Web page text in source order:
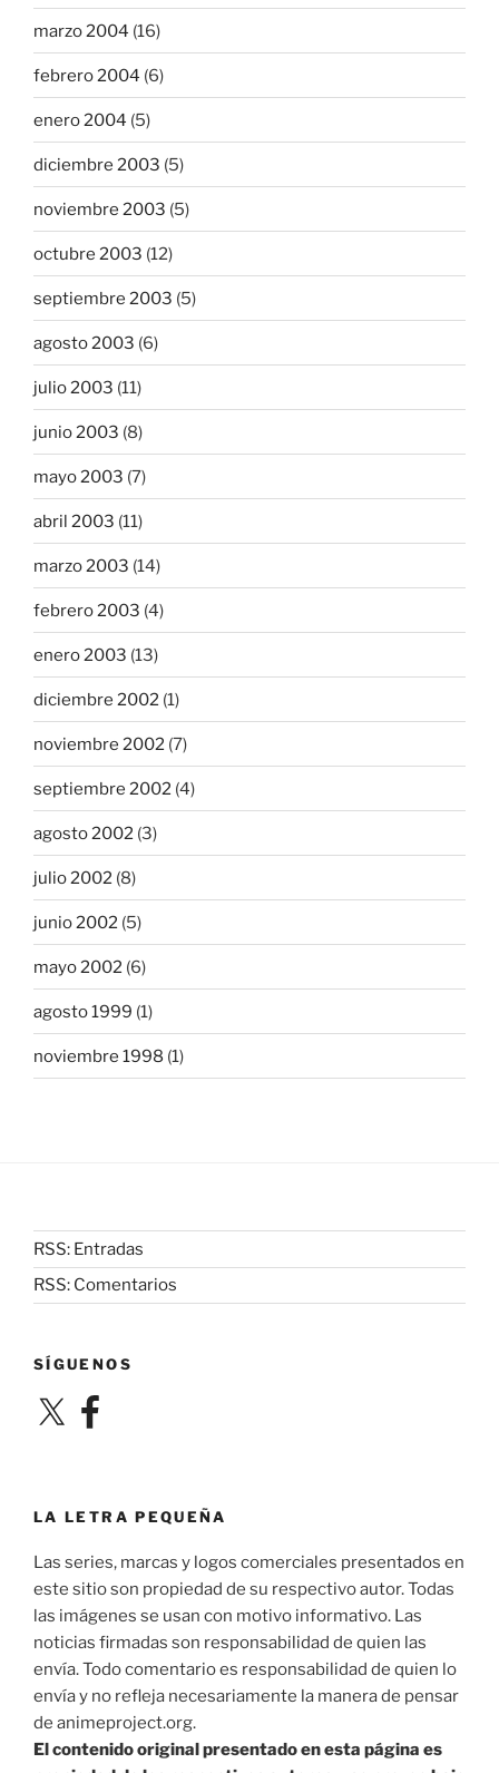
marzo 2004 (16)
febrero 2004 (6)
enero 2004 (5)
diciembre 2003 (5)
noviembre 2003 (5)
octubre 2003 (12)
septiembre 2003 (5)
agosto 2003 (6)
julio 2003 (11)
junio 2003 (8)
mayo 2003 (7)
abril 2003 (11)
marzo 2003 (14)
febrero 2003 (4)
enero 2003 (13)
diciembre 2002 (1)
noviembre 2002 (7)
septiembre 2002 (4)
agosto 2002 (3)
julio 2002 (8)
junio 2002 (5)
mayo 2002 (6)
agosto 1999 (1)
noviembre 1998 (1)
RSS: Entradas
RSS: Comentarios
SÍGUENOS
X Facebook
LA LETRA PEQUEÑA
Las series, marcas y logos comerciales presentados en
este sitio son propiedad de su respectivo autor. Todas
las imágenes se usan con motivo informativo. Las
noticias firmadas son responsabilidad de quien las
envía. Todo comentario es responsabilidad de quien lo
envía y no refleja necesariamente la manera de pensar
de animeproject.org.
El contenido original presentado en esta página es